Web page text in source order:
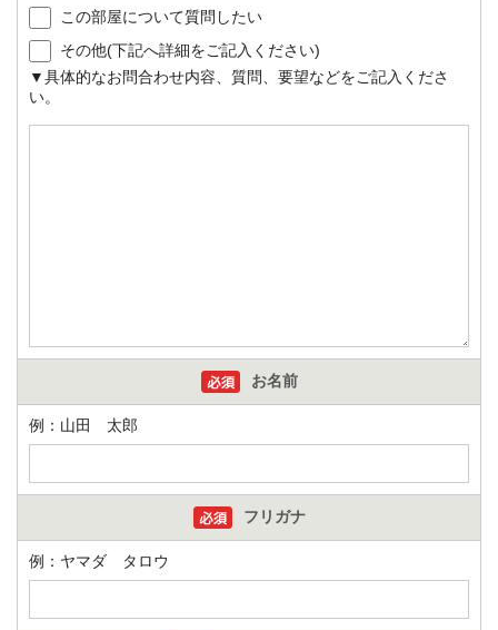
この部屋について質問したい
その他(下記へ詳細をご記入ください)
▼具体的なお問合わせ内容、質問、要望などをご記入くださ
い。
お名前
例：山田 太郎
フリガナ
例：ヤマダ タロウ